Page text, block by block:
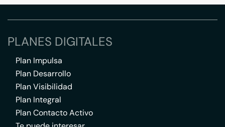
PLANES DIGITALES
Plan Impulsa
Plan Desarrollo
Plan Visibilidad
Plan Integral
Plan Contacto Activo